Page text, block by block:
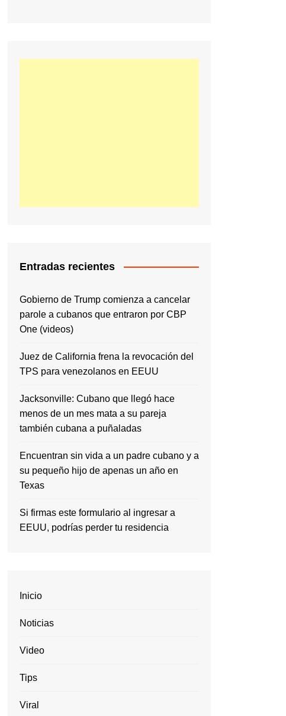
Entradas recientes
Gobierno de Trump comienza a cancelar
parole a cubanos que entraron por CBP
One (videos)
Juez de California frena la revocación del
TPS para venezolanos en EEUU
Jacksonville: Cubano que llegó hace
menos de un mes mata a su pareja
también cubana a puñaladas
Encuentran sin vida a un padre cubano y a
su pequeño hijo de apenas un año en
Texas
Si firmas este formulario al ingresar a
EEUU, podrías perder tu residencia
Inicio
Noticias
Video
Tips
Viral